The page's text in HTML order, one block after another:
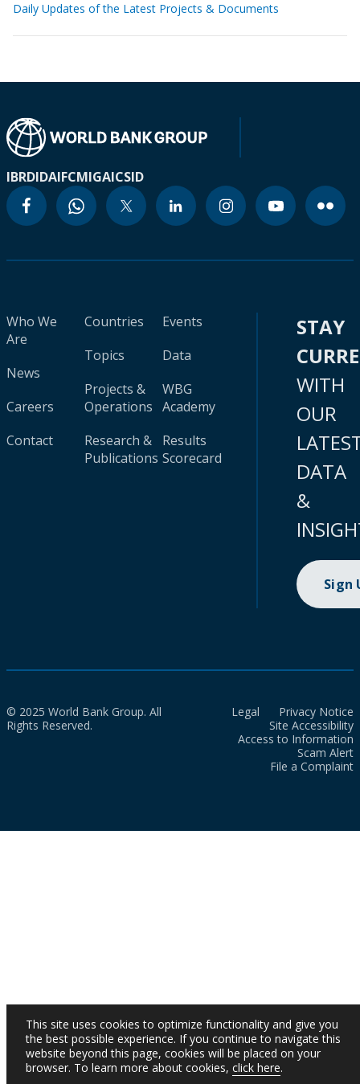
Daily Updates of the Latest Projects & Documents
IBRDIDAIFCMIGAICSID
Who We
Are
News
Careers
Contact
Countries
Topics
Projects &
Operations
Research &
Publications
Events
Data
WBG
Academy
Results
Scorecard
STAY
WITH
OUR
DATA
&
Sign
© 2025 World Bank Group. All
Rights Reserved.
Legal
Privacy Notice
Site Accessibility
Access to Information
Scam Alert
File a Complaint
This site uses cookies to optimize functionality and give you
the best possible experience. If you continue to navigate this
website beyond this page, cookies will be placed on your
browser. To learn more about cookies, click here.